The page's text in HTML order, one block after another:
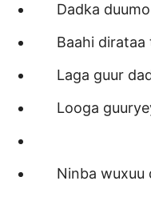
Dadka
Baahi dirataa
Laga guur
Looga
Ninba wuxuu